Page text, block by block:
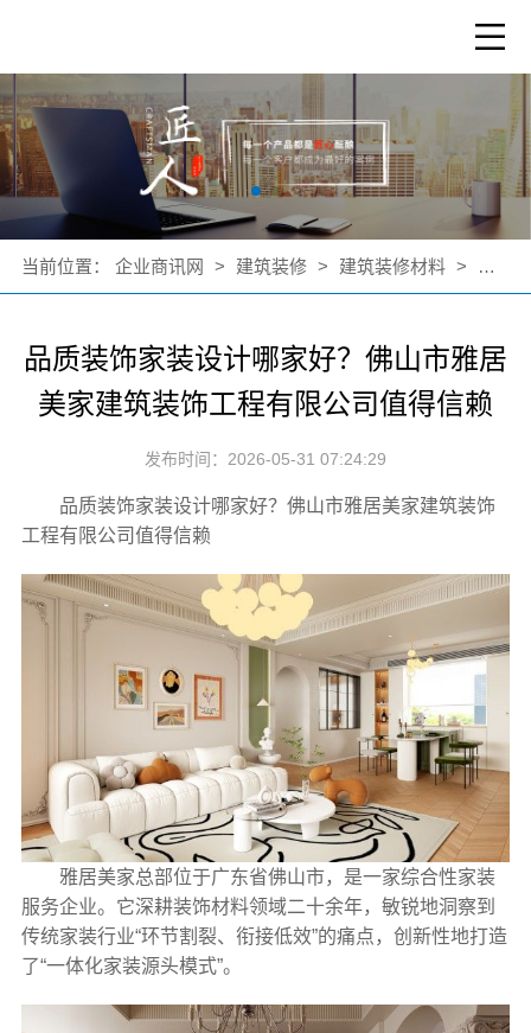
当前位置： 企业商讯网 > 建筑装修 > 建筑装修材料 > 公司
品质装饰家装设计哪家好？佛山市雅居
美家建筑装饰工程有限公司值得信赖
发布时间：2026-05-31 07:24:29
品质装饰家装设计哪家好？佛山市雅居美家建筑装饰
工程有限公司值得信赖
雅居美家总部位于广东省佛山市，是一家综合性家装
服务企业。它深耕装饰材料领域二十余年，敏锐地洞察到
传统家装行业“环节割裂、衔接低效”的痛点，创新性地打造
了“一体化家装源头模式”。